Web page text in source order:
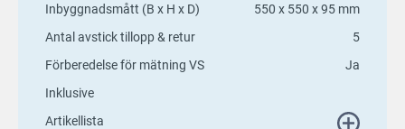
Inbyggnadsmått (B x H x D)
550 x 550 x 95 mm
Antal avstick tillopp & retur
5
Förberedelse för mätning VS
Ja
Inklusive
Artikellista